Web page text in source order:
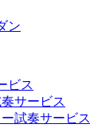
ン
ビス
サービス
試奏サービス